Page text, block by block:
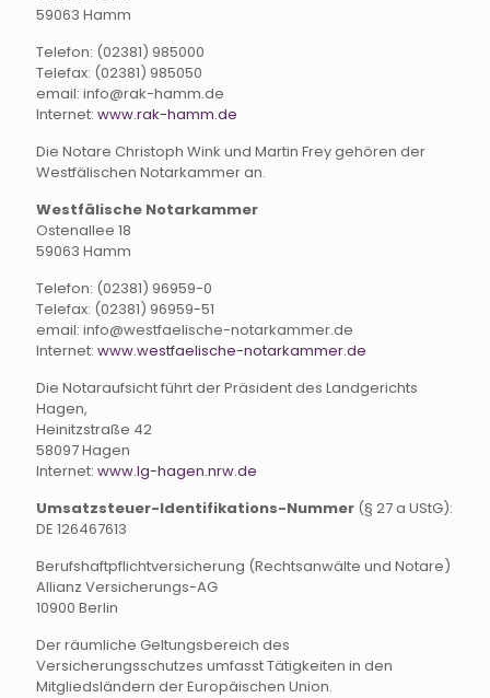
59063 Hamm
Telefon: (02381) 985000
Telefax: (02381) 985050
email: info@rak-hamm.de
Internet: www.rak-hamm.de
Die Notare Christoph Wink und Martin Frey gehören der
Westfälischen Notarkammer an.
Westfälische Notarkammer
Ostenallee 18
59063 Hamm
Telefon: (02381) 96959-0
Telefax: (02381) 96959-51
email: info@westfaelische-notarkammer.de
Internet: www.westfaelische-notarkammer.de
Die Notaraufsicht führt der Präsident des Landgerichts
Hagen,
Heinitzstraße 42
58097 Hagen
Internet: www.lg-hagen.nrw.de
Umsatzsteuer-Identifikations-Nummer (§ 27 a UStG):
DE 126467613
Berufshaftpflichtversicherung (Rechtsanwälte und Notare)
Allianz Versicherungs-AG
10900 Berlin
Der räumliche Geltungsbereich des
Versicherungsschutzes umfasst Tätigkeiten in den
Mitgliedsländern der Europäischen Union.